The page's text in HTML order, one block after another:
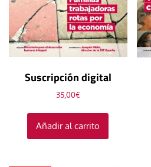
Suscripción digital
35,00€
Añadir al carrito